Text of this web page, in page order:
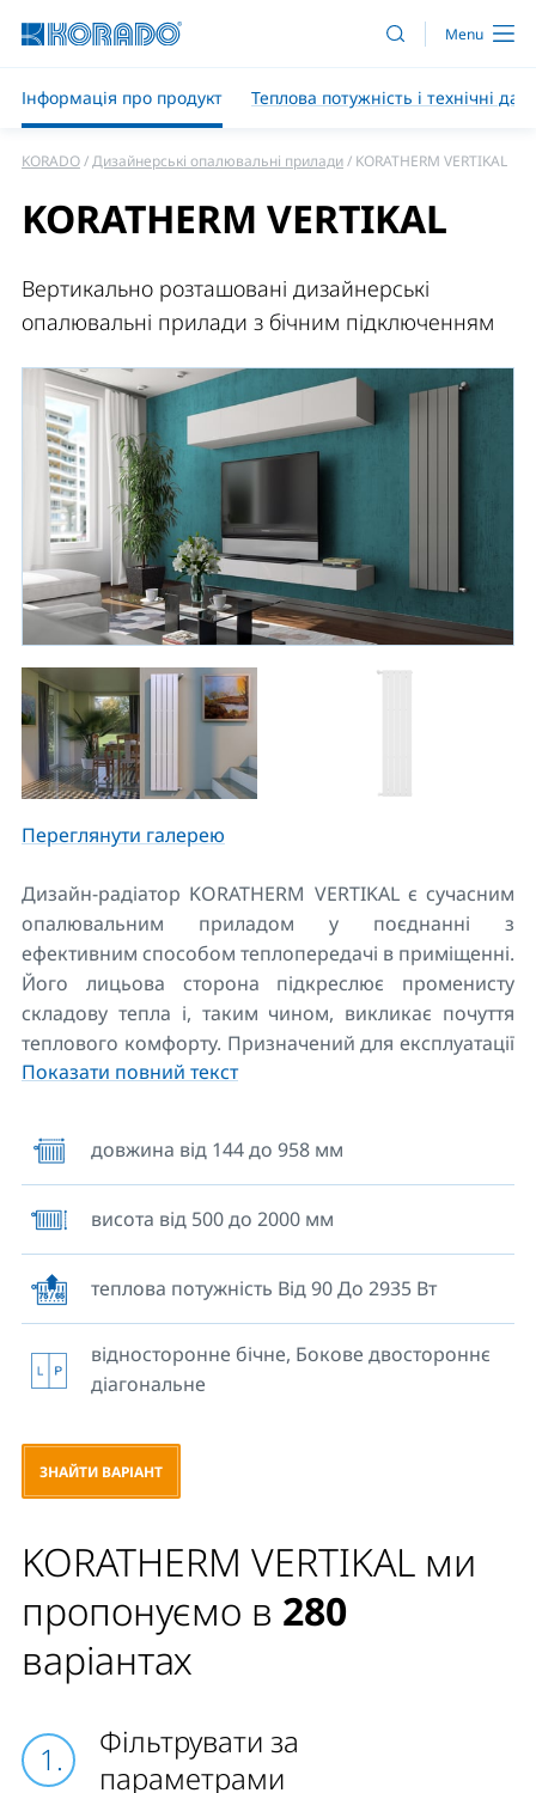
Інформація про продукт Теплова потужність і технічні дані
KORADO Дизайнерські опалювальні прилади KORATHERM VERTIKAL
KORATHERM VERTIKAL
Вертикально розташовані дизайнерські
опалювальні прилади з бічним підключенням
Переглянути галерею
Дизайн-радіатор KORATHERM VERTIKAL є сучасним
опалювальним приладом у поєднанні з
ефективним способом теплопередачі в приміщенні.
Його лицьова сторона підкреслює променисту
складову тепла і, таким чином, викликає почуття
теплового комфорту. Призначений для експлуатації
у двотрубних опалювальних системах з
профілі орієнтовані вертикально, підключення до
системи опалення – бічне зверху вниз. Модель
оснащена 4 бічними патрубками з внутрішній
різьбою G ½, повітровипускним клапаном і
пробкою-заглушкою з різьбою G ½. Всі типи
поставляються з бічними кришками. В нашому
асортименті вішалки та гачки, що розширюють
практичне використання приладів опалення
КORATHERM.
Показати повний текст
довжина від 144 до 958 мм
висота від 500 до 2000 мм
теплова потужність Від 90 До 2935 Вт
відносторонне бічне, Бокове двостороннє
діагональне
ЗНАЙТИ ВАРІАНТ
KORATHERM VERTIKAL ми
пропонуємо в 280
варіантах
Фільтрувати за
параметрами